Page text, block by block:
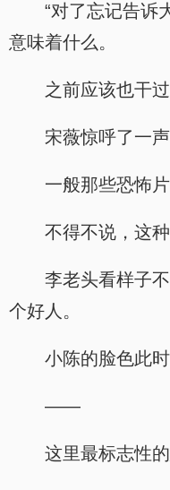
“对了忘记告诉
意味着什么。
之前应该也干
宋薇惊呼了一
一般那些恐怖
不得不说，这
李老头看样子
个好人。
小陈的脸色此
——
这里最标志性